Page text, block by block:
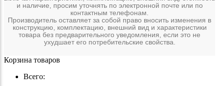
и наличие, просим уточнять по электронной почте или по
контактным телефонам.
Производитель оставляет за собой право вносить изменения в
конструкцию, комплектацию, внешний вид и характеристики
товара без предварительного уведомления, если это не
ухудшает его потребительские свойства.
Корзина товаров
Всего: